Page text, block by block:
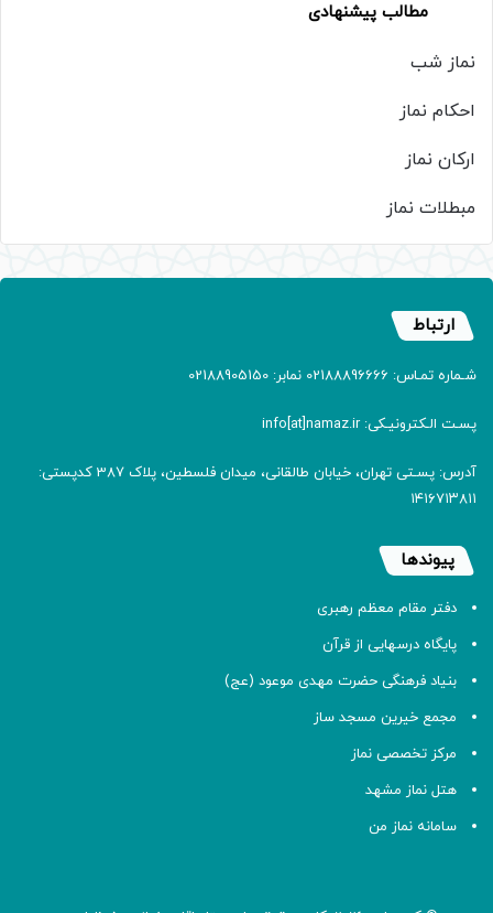
مطالب پیشنهادی
نماز شب
احکام نماز
ارکان نماز
مبطلات نماز
ارتباط
شـماره تمـاس: 02188896666 نمابر: 02188905150
پسـت الـکترونیـکی: info[at]namaz.ir
آدرس: پسـتی تهران، خیابان طالقانی، میدان فلسطین، پلاک 387 کدپستی:
۱۴۱۶۷۱۳۸۱۱
پیوندها
دفتر مقام معظم رهبری
پایگاه درسهایی از قرآن
بنیاد فرهنگی حضرت مهدی موعود (عج)
مجمع خیرین مسجد ساز
مرکز تخصصی نماز
هتل نماز مشهد
سامانه نماز من